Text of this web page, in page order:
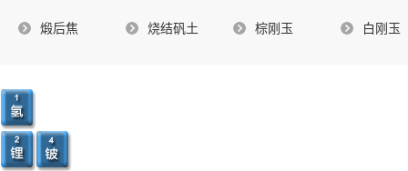
煅后焦 烧结矾土 棕刚玉 白刚玉